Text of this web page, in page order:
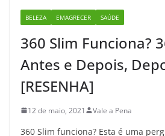
BELEZA EMAGRECER SAÚDE
360 Slim Funciona?
Antes e Depois,
[RESENHA]
12 de maio, 2021 Vale a Pena
360 Slim funciona? Esta é uma